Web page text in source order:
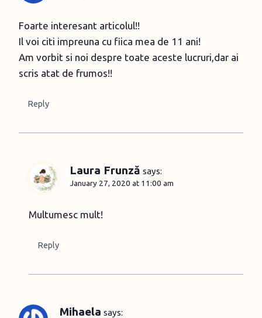
Foarte interesant articolul!!
Il voi citi impreuna cu fiica mea de 11 ani!
Am vorbit si noi despre toate aceste lucruri,dar ai
scris atat de frumos!!
Reply
Laura Frunză says:
January 27, 2020 at 11:00 am
Multumesc mult!
Reply
Mihaela says: